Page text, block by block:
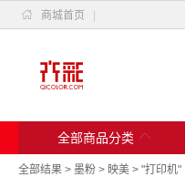
 商城首页
全部商品分类 
全部结果 > 墨粉 > 映美 > "打印机"